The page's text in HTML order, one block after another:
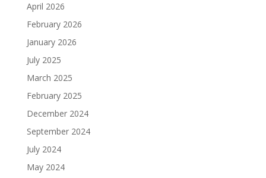
April 2026
February 2026
January 2026
July 2025
March 2025
February 2025
December 2024
September 2024
July 2024
May 2024